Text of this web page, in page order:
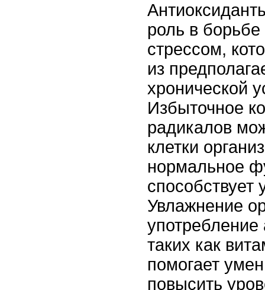
роль в
стрессом,
из
хронической
Избыточное
радикалов
клетки
нормальное
способствует
Увлажнение
употребление
таких как
помогает
повысить